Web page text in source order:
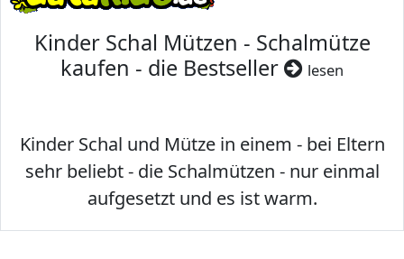
Kinder Schal Mützen - Schalmütze
kaufen - die Bestseller
lesen
Kinder Schal und Mütze in einem - bei Eltern
sehr beliebt - die Schalmützen - nur einmal
aufgesetzt und es ist warm.